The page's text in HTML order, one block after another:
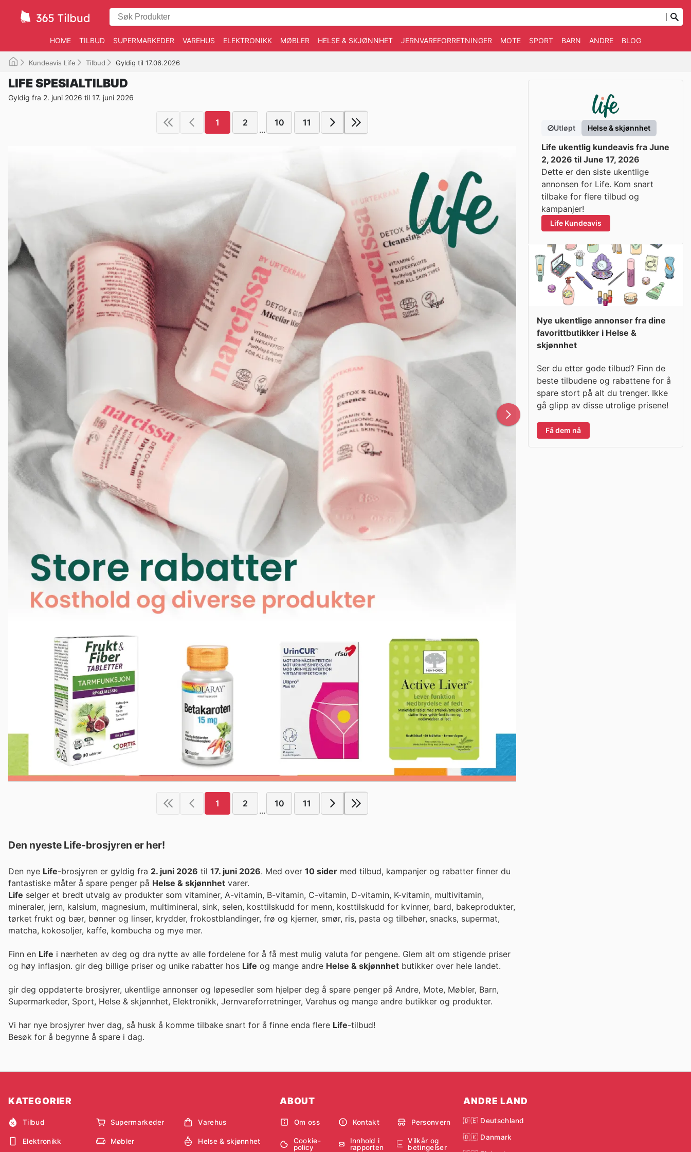
HOME TILBUD SUPERMARKEDER VAREHUS ELEKTRONIKK MØBLER HELSE & SKJØNNHET JERNVAREFORRETNINGER MOTE SPORT BARN ANDRE BLOG
Kundeavis Life Tilbud Gyldig til 17.06.2026
LIFE SPESIALTILBUD
Gyldig fra 2. juni 2026 til 17. juni 2026
1 2
...
10 11
1 2
...
10 11
Den nyeste Life-brosjyren er her!
Den nye Life-brosjyren er gyldig fra 2. juni 2026 til 17. juni 2026. Med over 10 sider med tilbud, kampanjer og rabatter finner du
fantastiske måter å spare penger på Helse & skjønnhet varer.
Life selger et bredt utvalg av produkter som vitaminer, A-vitamin, B-vitamin, C-vitamin, D-vitamin, K-vitamin, multivitamin,
mineraler, jern, kalsium, magnesium, multimineral, sink, selen, kosttilskudd for menn, kosttilskudd for kvinner, bard, bakeprodukter,
tørket frukt og bær, bønner og linser, krydder, frokostblandinger, frø og kjerner, smør, ris, pasta og tilbehør, snacks, supermat,
matcha, kokosoljer, kaffe, kombucha og mye mer.
Finn en Life i nærheten av deg og dra nytte av alle fordelene for å få mest mulig valuta for pengene. Glem alt om stigende priser
og høy inflasjon. gir deg billige priser og unike rabatter hos Life og mange andre Helse & skjønnhet butikker over hele landet.
gir deg oppdaterte brosjyrer, ukentlige annonser og løpesedler som hjelper deg å spare penger på Andre, Mote, Møbler, Barn,
Supermarkeder, Sport, Helse & skjønnhet, Elektronikk, Jernvareforretninger, Varehus og mange andre butikker og produkter.
Vi har nye brosjyrer hver dag, så husk å komme tilbake snart for å finne enda flere Life-tilbud!
Besøk for å begynne å spare i dag.
Utløpt Helse & skjønnhet
Life ukentlig kundeavis fra June
2, 2026 til June 17, 2026
Dette er den siste ukentlige
annonsen for Life. Kom snart
tilbake for flere tilbud og
kampanjer!
Life Kundeavis
Nye ukentlige annonser fra dine
favorittbutikker i Helse &
skjønnhet
Ser du etter gode tilbud? Finn de
beste tilbudene og rabattene for å
spare stort på alt du trenger. Ikke
gå glipp av disse utrolige prisene!
Få dem nå
KATEGORIER
Tilbud Supermarkeder Varehus
Elektronikk Møbler Helse & skjønnhet
ABOUT
Om oss Kontakt Personvern
Cookie-
policy
Innhold i
rapporten
Vilkår og
betingelser
ANDRE LAND
🇩🇪 Deutschland
🇩🇰 Danmark